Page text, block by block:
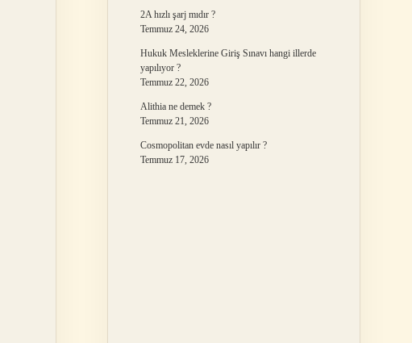
2A hızlı şarj mıdır ?
Temmuz 24, 2026
Hukuk Mesleklerine Giriş Sınavı hangi illerde
yapılıyor ?
Temmuz 22, 2026
Alithia ne demek ?
Temmuz 21, 2026
Cosmopolitan evde nasıl yapılır ?
Temmuz 17, 2026